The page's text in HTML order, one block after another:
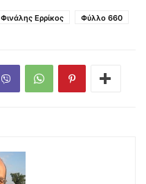
Φινάλης Ερρίκος Φύλλο 660